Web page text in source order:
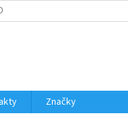
ÚDAJŮ
Značky